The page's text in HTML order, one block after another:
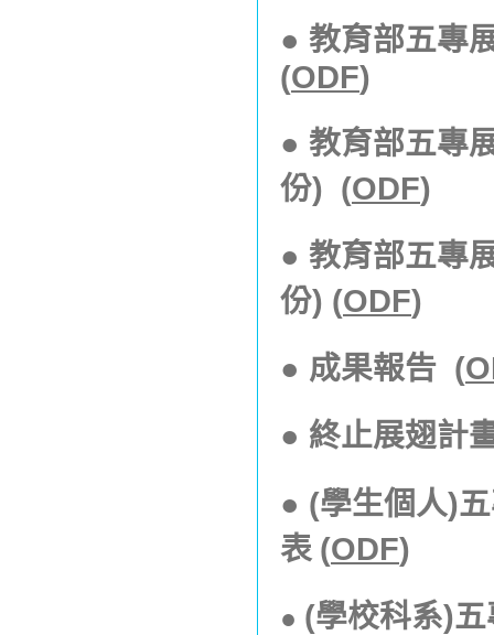
● 教育部五專
(ODF)
● 教育部五專
份) (ODF)
● 教育部五專
份) (ODF)
● 成果報告 (
● 終止展翅計
● (學生個人)
表 (ODF)
● (學校科系)